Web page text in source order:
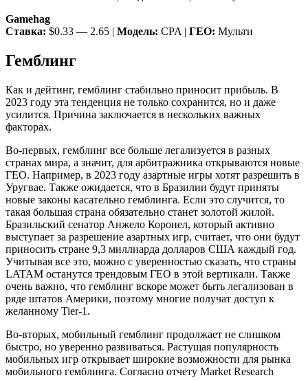
Gamehag
Ставка: $0.33 — 2.65 | Модель: CPA | ГЕО: Мульти
Гемблинг
Как и дейтинг, гемблинг стабильно приносит прибыль. В
2023 году эта тенденция не только сохранится, но и даже
усилится. Причина заключается в нескольких важных
факторах.
Во-первых, гемблинг все больше легализуется в разных
странах мира, а значит, для арбитражника открываются новые
ГЕО. Например, в 2023 году азартные игры хотят разрешить в
Уругвае. Также ожидается, что в Бразилии будут приняты
новые законы касательно гемблинга. Если это случится, то
такая большая страна обязательно станет золотой жилой.
Бразильский сенатор Анжело Коронел, который активно
выступает за разрешение азартных игр, считает, что они будут
приносить стране 9,3 миллиарда долларов США каждый год.
Учитывая все это, можно с уверенностью сказать, что страны
LATAM останутся трендовым ГЕО в этой вертикали. Также
очень важно, что гемблинг вскоре может быть легализован в
ряде штатов Америки, поэтому многие получат доступ к
желанному Tier-1.
Во-вторых, мобильный гемблинг продолжает не слишком
быстро, но уверенно развиваться. Растущая популярность
мобильных игр открывает широкие возможности для рынка
мобильного гемблинга. Согласно отчету Market Research